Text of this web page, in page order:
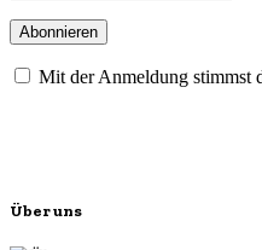
Mit der Anmeldung stimmst
Über uns